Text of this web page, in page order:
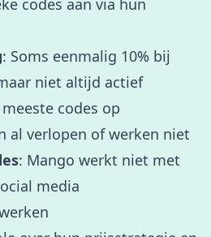
codes aan via hun
: Soms eenmalig 10% bij
niet altijd actief
meeste codes op
al verlopen of werken niet
: Mango werkt niet met
media